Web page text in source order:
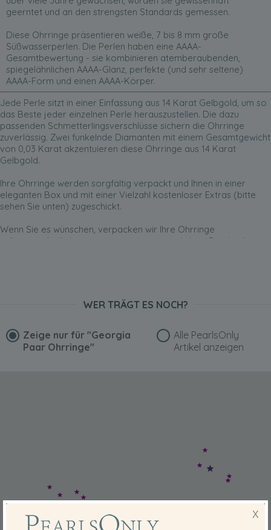
geerntet und an den strengsten Standards gemessen.
Diese Ohrringe präsentieren weiße, 7 bis 8 mm große
Süßwasserperlen. Die Perlen haben eine AAAA-
Gesamtbewertung - sie kombinieren atemberaubenden,
spiegelähnlichen AAAA-Glanz, perfekte (und sehr seltene)
AAAA-Form und einen AAAA-Körper.
Jede Perle sitzt in einer Einfassung aus 14 Karat Gelbgold, um so
das Beste jeder einzelnen Perle herauszustellen. Die dazu
passenden Schmetterlingsverschlüsse sichern die Ohrringe
zuverlässig. Zwei funkelnde Diamanten mit einem Gesamtgewicht
von 0,03 Karat akzentuieren diese Ohrringe aus 14 Karat
Gelbgold.
Ihre Ohrringe werden sorgfältig verpackt und Ihnen in einer
eleganten Box und mit einer Vielzahl kostenloser Extras (bitte
sehen Sie unten) zugeschickt.
Wenn Sie es wünschen, verpacken wir Ihre Ohrringe
selbstverständlich gern zu einem unvergesslichen Geschenk.
WER TRÄGT ES NOCH?
Zeige nur für "Georgia
Paar Ohrringe"
Alle PearlsOnly
Artikel anzeigen
X